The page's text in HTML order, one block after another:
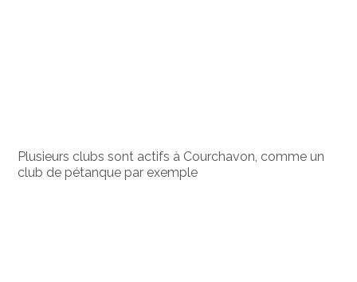
Plusieurs clubs sont actifs à Courchavon, comme un
club de pétanque par exemple